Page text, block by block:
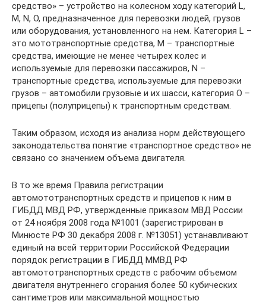
средство» – устройство на колесном ходу категорий L,
M, N, О, предназначенное для перевозки людей, грузов
или оборудования, установленного на нем. Категория L –
это мототранспортные средства, М – транспортные
средства, имеющие не менее четырех колес и
используемые для перевозки пассажиров, N –
транспортные средства, используемые для перевозки
грузов – автомобили грузовые и их шасси, категория О –
прицепы (полуприцепы) к транспортным средствам.
Таким образом, исходя из анализа норм действующего
законодательства понятие «транспортное средство» не
связано со значением объема двигателя.
В то же время Правила регистрации
автомототранспортных средств и прицепов к ним в
ГИБДД МВД РФ, утвержденные приказом МВД России
от 24 ноября 2008 года №1001 (зарегистрирован в
Минюсте РФ 30 декабря 2008 г. №13051) устанавливают
единый на всей территории Российской Федерации
порядок регистрации в ГИБДД ММВД РФ
автомототранспортных средств с рабочим объемом
двигателя внутреннего сгорания более 50 кубических
сантиметров или максимальной мощностью